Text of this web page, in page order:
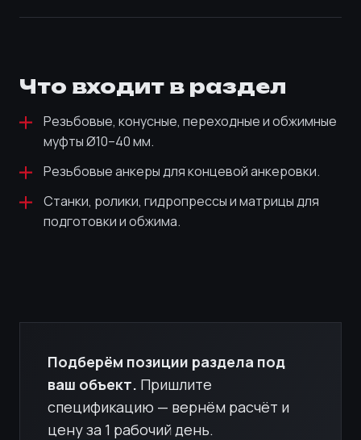
Что входит в раздел
Резьбовые, конусные, переходные и обжимные
муфты Ø10–40 мм.
Резьбовые анкеры для концевой анкеровки.
Станки, ролики, гидропрессы и матрицы для
подготовки и обжима.
Подберём позиции раздела под
ваш объект. Пришлите
спецификацию — вернём расчёт и
цену за 1 рабочий день.